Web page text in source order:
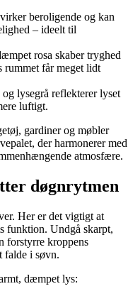
beroligende og kan
– ideelt til
rosa skaber tryghed
rummet får meget lidt
lysegrå reflekterer lyset
luftigt.
gardiner og møbler
der harmonerer med
atmosfære.
døgnrytmen
Her er det vigtigt at
funktion. Undgå skarpt,
forstyrre kroppens
falde i søvn.
dæmpet lys: